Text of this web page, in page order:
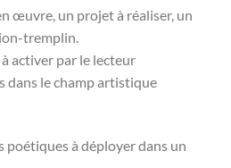
œuvre, un projet à réaliser, un
tremplin.
activer par le lecteur
dans le champ artistique
à déployer dans un